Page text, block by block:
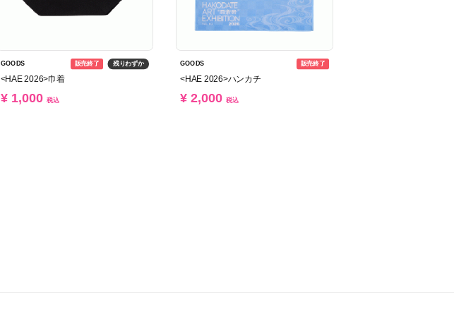
販売終了 残りわずか
GOODS
<HAE 2026>巾着
¥ 1,000 税込
販売終了
GOODS
<HAE 2026>ハンカチ
¥ 2,000 税込